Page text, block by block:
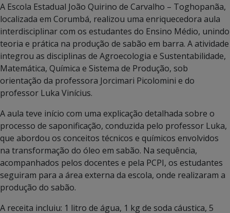
A Escola Estadual João Quirino de Carvalho – Toghopanãa,
localizada em Corumbá, realizou uma enriquecedora aula
interdisciplinar com os estudantes do Ensino Médio, unindo
teoria e prática na produção de sabão em barra. A atividade
integrou as disciplinas de Agroecologia e Sustentabilidade,
Matemática, Química e Sistema de Produção, sob
orientação da professora Jorcimari Picolomini e do
professor Luka Vinícius.
A aula teve início com uma explicação detalhada sobre o
processo de saponificação, conduzida pelo professor Luka,
que abordou os conceitos técnicos e químicos envolvidos
na transformação do óleo em sabão. Na sequência,
acompanhados pelos docentes e pela PCPI, os estudantes
seguiram para a área externa da escola, onde realizaram a
produção do sabão.
A receita incluiu: 1 litro de água, 1 kg de soda cáustica, 5